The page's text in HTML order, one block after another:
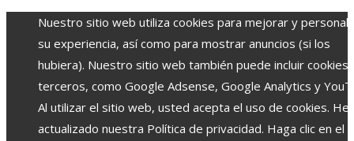
Nuestro sitio web utiliza cookies para mejorar y
su experiencia, así como para mostrar anuncios (si los
hubiera). Nuestro sitio web también puede incluir cookies
terceros, como Google Adsense, Google Analytics y
Al utilizar el sitio web, usted acepta el uso de cookies.
actualizado nuestra Política de privacidad. Haga clic en el